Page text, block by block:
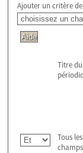
Ajouter un critère
Titre du
Tous les
champs